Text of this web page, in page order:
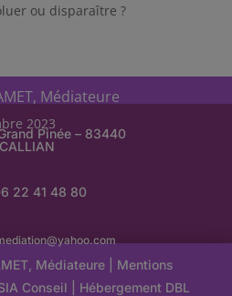
ou disparaître ?
Médiateure
2023
Pinée – 83440
CALLIAN
22 41 48 80
Médiateure | Mentions
Conseil Hébergement DBL